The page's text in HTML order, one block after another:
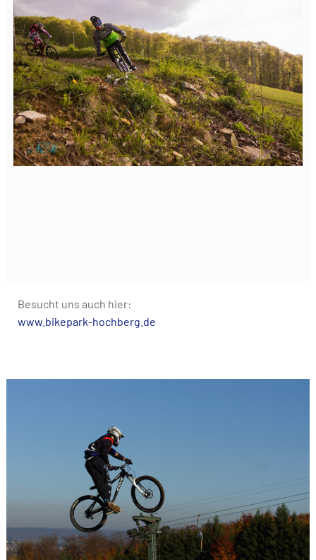
Besucht uns auch hier:
www.bikepark-hochberg.de